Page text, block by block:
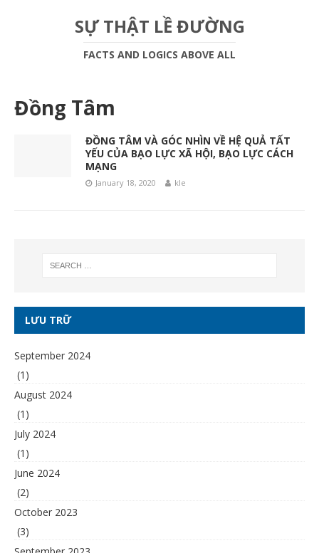
SỰ THẬT LỀ ĐƯỜNG
FACTS AND LOGICS ABOVE ALL
Đồng Tâm
ĐỒNG TÂM VÀ GÓC NHÌN VỀ HỆ QUẢ TẤT
YẾU CỦA BẠO LỰC XÃ HỘI, BẠO LỰC CÁCH
MẠNG
January 18, 2020 kle
LƯU TRỮ
September 2024
(1)
August 2024
(1)
July 2024
(1)
June 2024
(2)
October 2023
(3)